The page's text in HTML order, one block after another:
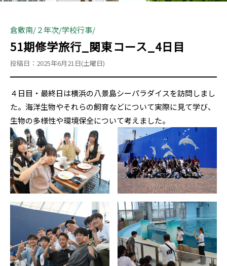
倉敷南 ２年次 学校行事
51期修学旅行_関東コース_4日目
投稿日：2025年6月21日(土曜日)
４日目・最終日は横浜の八景島シーパラダイスを訪問しまし
た。海洋生物やそれらの飼育などについて実際に見て学び、
生物の多様性や環境保全について考えました。